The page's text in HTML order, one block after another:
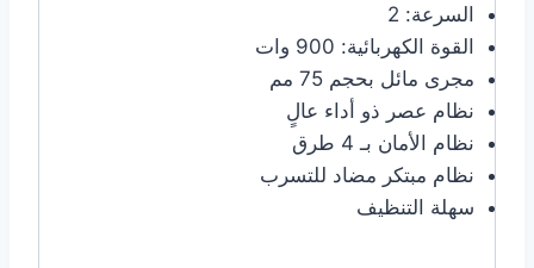
السرعة: 2
القوة الكهربائية: 900 وات
مجرى مائل بحجم 75 مم
نظام عصر ذو أداء عالٍ
نظام الأمان بـ 4 طرق
نظام مبتكر مضاد للتسرب
سهلة التنظيف